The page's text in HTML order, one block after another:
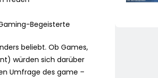
Begeisterte
beliebt. Ob Games,
würden sich darüber
Umfrage des game –